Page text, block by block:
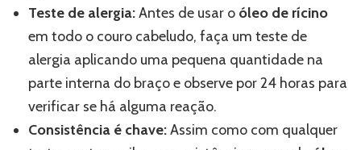
Teste de alergia:Antes de usar o óleo de rícino
em todo o couro cabeludo, faça um teste de
alergia aplicando uma pequena quantidade na
parte interna do braço e observe por 24 horas para
verificar se há alguma reação.
Consistência é chave:Assim como com qualquer